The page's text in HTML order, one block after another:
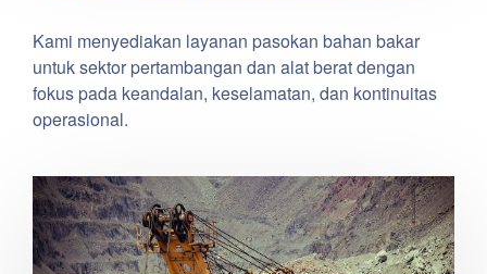
Kami menyediakan layanan pasokan bahan bakar
untuk sektor pertambangan dan alat berat dengan
fokus pada keandalan, keselamatan, dan kontinuitas
operasional.